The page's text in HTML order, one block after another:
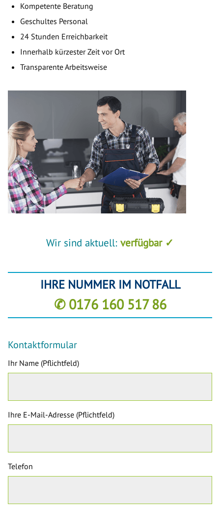
Kompetente Beratung
Geschultes Personal
24 Stunden Erreichbarkeit
Innerhalb kürzester Zeit vor Ort
Transparente Arbeitsweise
Wir sind aktuell: verfügbar ✓
IHRE NUMMER IM NOTFALL
✆ 0176 160 517 86
Kontaktformular
Ihr Name (Pflichtfeld)
Ihre E-Mail-Adresse (Pflichtfeld)
Telefon